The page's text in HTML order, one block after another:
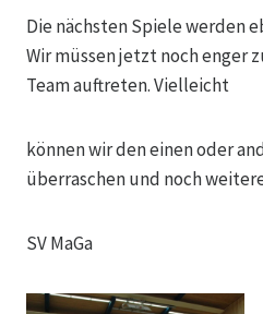
Die nächsten Spiele werden
Wir müssen jetzt noch enger
Team auftreten. Vielleicht
können wir den einen oder
überraschen und noch
SV MaGa